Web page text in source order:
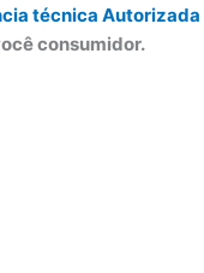
técnica Autorizada
consumidor.